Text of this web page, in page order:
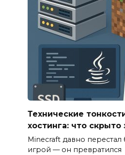
Технические
хостинга: что скрыто
Minecraft давно перестал
игрой — он превратился